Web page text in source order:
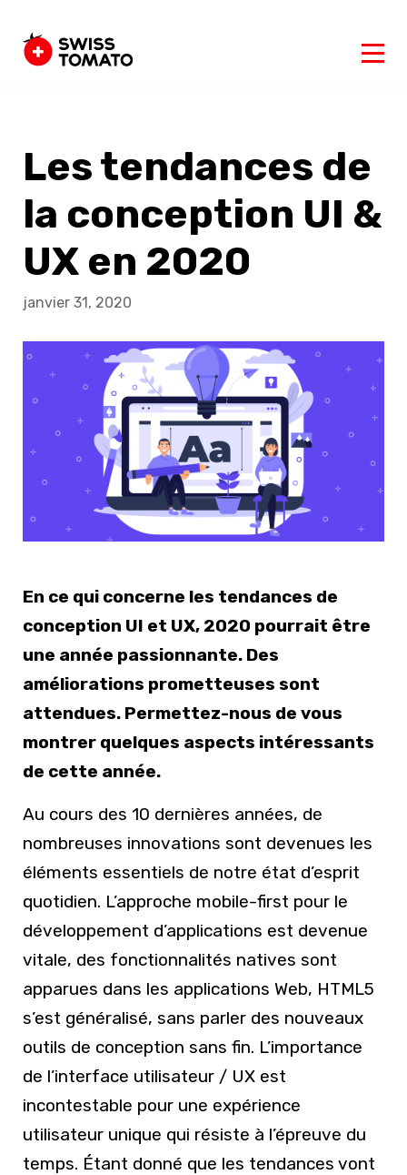
Les tendances de
la conception UI &
UX en ‌2020‌
janvier 31, 2020
En ce qui concerne les tendances de
conception UI et UX, 2020 pourrait être
une année passionnante. Des
améliorations prometteuses sont
attendues. Permettez-nous de vous
montrer quelques aspects intéressants
de cette année.
Au cours des 10 dernières années, de
nombreuses innovations sont devenues les
éléments essentiels de notre état d’esprit
quotidien. L’approche mobile-first pour le
développement d’applications est devenue
vitale, des fonctionnalités natives sont
apparues dans les applications Web, HTML5
s’est généralisé, sans parler des nouveaux
outils de conception sans fin. L’importance
de l’interface utilisateur / UX est
incontestable pour une expérience
utilisateur unique qui résiste à l’épreuve du
temps. Étant donné que les tendances vont